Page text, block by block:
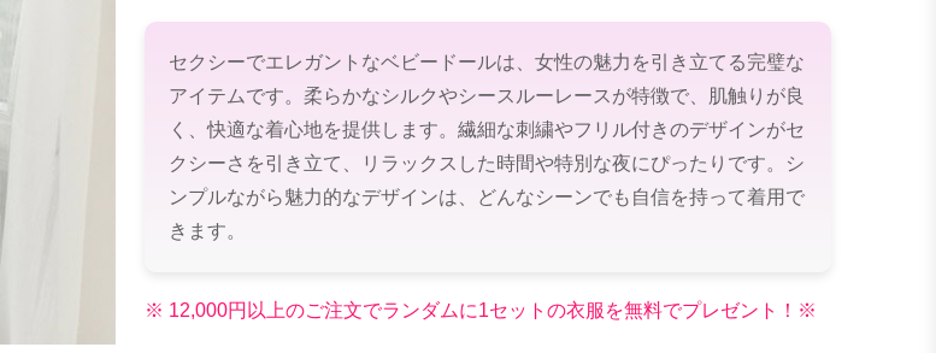
セクシーでエレガントなベビードールは、女性の魅力を引き立てる完璧な
アイテムです。柔らかなシルクやシースルーレースが特徴で、肌触りが良
く、快適な着心地を提供します。繊細な刺繍やフリル付きのデザインがセ
クシーさを引き立て、リラックスした時間や特別な夜にぴったりです。シ
ンプルながら魅力的なデザインは、どんなシーンでも自信を持って着用で
きます。
※ 12,000円以上のご注文でランダムに1セットの衣服を無料でプレゼント！※